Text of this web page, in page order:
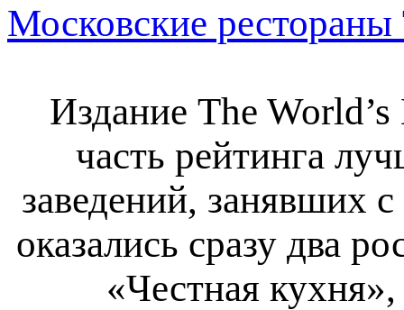
Московские
Издание The
часть рейтинга
заведений, занявших
оказались сразу два
«Честная